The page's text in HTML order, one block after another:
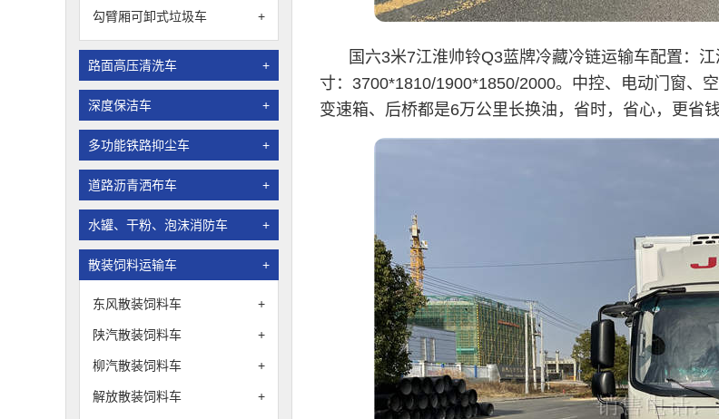
勾臂厢可卸式垃圾车 +
路面高压清洗车 +
深度保洁车 +
多功能铁路抑尘车 +
道路沥青洒布车 +
水罐、干粉、泡沫消防车 +
散装饲料运输车 +
东风散装饲料车 +
陕汽散装饲料车 +
柳汽散装饲料车 +
解放散装饲料车 +
国六3米7江淮帅铃Q3蓝牌冷藏冷链运输车配置：
寸：3700*1810/1900*1850/2000。中控、电动门窗、
变速箱、后桥都是6万公里长换油，省时，省心，更省钱